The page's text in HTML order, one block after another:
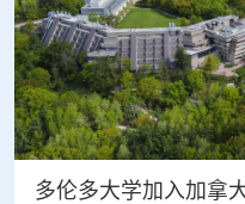
多伦多大学加入加拿